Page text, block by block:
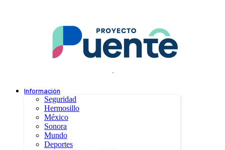
.
Información
Seguridad
Hermosillo
México
Sonora
Mundo
Deportes